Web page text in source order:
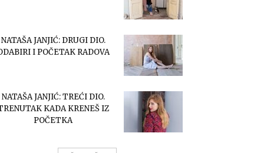
NATAŠA JANJIĆ: DRUGI DIO.
I POČETAK RADOVA
NATAŠA JANJIĆ: TREĆI DIO.
KADA KRENEŠ IZ
POČETKA